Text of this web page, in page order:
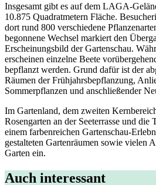
Insgesamt gibt es auf dem LAGA-
10.875 Quadratmetern Fläche.
dort rund 800 verschiedene
begonnene Wechsel markiert den
Erscheinungsbild der Gartenschau.
erscheinen einzelne Beete
bepflanzt werden. Grund dafür ist der
Räumen der Frühjahrsbepflanzung,
Sommerpflanzen und anschließender
Im Gartenland, dem zweiten
Rosengarten an der Seeterrasse und die
einem farbenreichen Gartenschau-
gestalteten Gartenräumen sowie vielen
Garten ein.
Auch interessant